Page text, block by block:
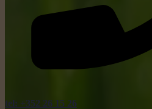
tel: +352 26 15 26